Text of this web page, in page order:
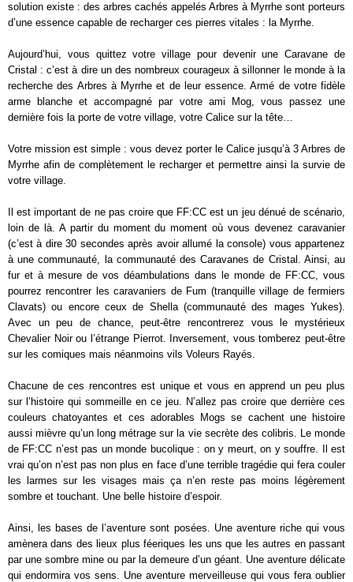
solution existe : des arbres cachés appelés Arbres à Myrrhe sont porteurs
d’une essence capable de recharger ces pierres vitales : la Myrrhe.
Aujourd’hui, vous quittez votre village pour devenir une Caravane de
Cristal : c’est à dire un des nombreux courageux à sillonner le monde à la
recherche des Arbres à Myrrhe et de leur essence. Armé de votre fidèle
arme blanche et accompagné par votre ami Mog, vous passez une
dernière fois la porte de votre village, votre Calice sur la tête…
Votre mission est simple : vous devez porter le Calice jusqu’à 3 Arbres de
Myrrhe afin de complètement le recharger et permettre ainsi la survie de
votre village.
Il est important de ne pas croire que FF:CC est un jeu dénué de scénario,
loin de là. A partir du moment du moment où vous devenez caravanier
(c’est à dire 30 secondes après avoir allumé la console) vous appartenez
à une communauté, la communauté des Caravanes de Cristal. Ainsi, au
fur et à mesure de vos déambulations dans le monde de FF:CC, vous
pourrez rencontrer les caravaniers de Fum (tranquille village de fermiers
Clavats) ou encore ceux de Shella (communauté des mages Yukes).
Avec un peu de chance, peut-être rencontrerez vous le mystérieux
Chevalier Noir ou l’étrange Pierrot. Inversement, vous tomberez peut-être
sur les comiques mais néanmoins vils Voleurs Rayés.
Chacune de ces rencontres est unique et vous en apprend un peu plus
sur l’histoire qui sommeille en ce jeu. N’allez pas croire que derrière ces
couleurs chatoyantes et ces adorables Mogs se cachent une histoire
aussi mièvre qu’un long métrage sur la vie secrète des colibris. Le monde
de FF:CC n’est pas un monde bucolique : on y meurt, on y souffre. Il est
vrai qu’on n’est pas non plus en face d’une terrible tragédie qui fera couler
les larmes sur les visages mais ça n’en reste pas moins légèrement
sombre et touchant. Une belle histoire d’espoir.
Ainsi, les bases de l’aventure sont posées. Une aventure riche qui vous
amènera dans des lieux plus féeriques les uns que les autres en passant
par une sombre mine ou par la demeure d’un géant. Une aventure délicate
qui endormira vos sens. Une aventure merveilleuse qui vous fera oublier